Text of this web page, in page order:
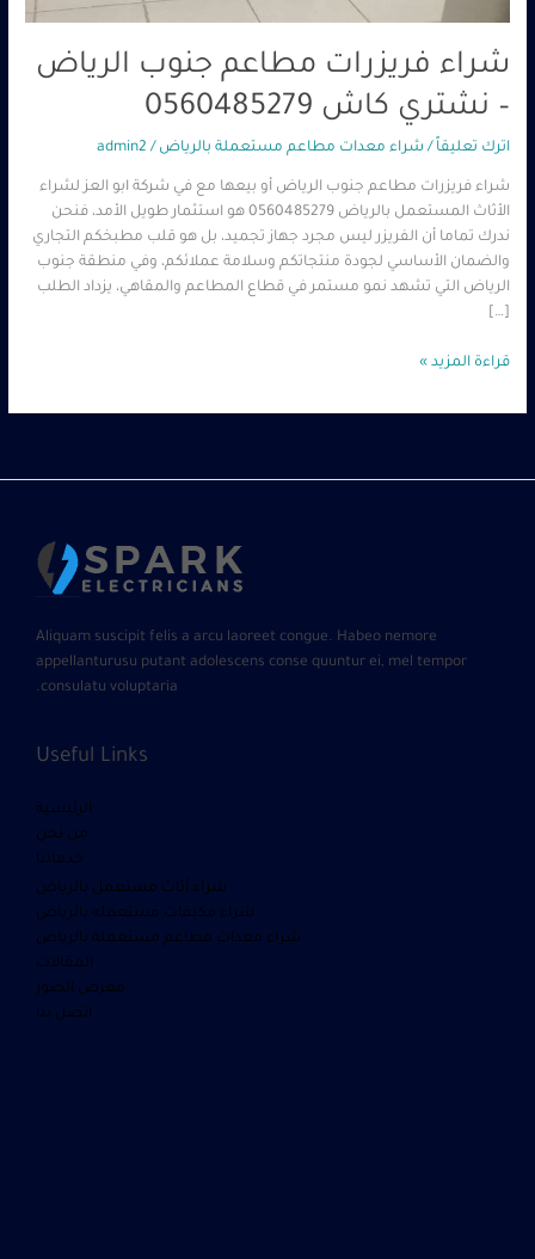
شراء فريزرات مطاعم جنوب الرياض
– نشتري كاش 0560485279
اترك تعليقاً / شراء معدات مطاعم مستعملة بالرياض /
admin2
شراء فريزرات مطاعم جنوب الرياض أو بيعها مع في شركة ابو العز لشراء
الأثاث المستعمل بالرياض 0560485279 هو استثمار طويل الأمد، فنحن
ندرك تماما أن الفريزر ليس مجرد جهاز تجميد، بل هو قلب مطبخكم التجاري
والضمان الأساسي لجودة منتجاتكم وسلامة عملائكم، وفي منطقة جنوب
الرياض التي تشهد نمو مستمر في قطاع المطاعم والمقاهي، يزداد الطلب
[…]
قراءة المزيد »
Aliquam suscipit felis a arcu laoreet congue. Habeo nemore
appellanturusu putant adolescens conse quuntur ei, mel tempor
consulatu voluptaria.
Useful Links
الرئيسية
من نحن
خدماتنا
شراء أثاث مستعمل بالرياض
شراء مكيفات مستعمله بالرياض
شراء معدات مطاعم مستعملة بالرياض
المقالات
معرض الصور
اتصل بنا